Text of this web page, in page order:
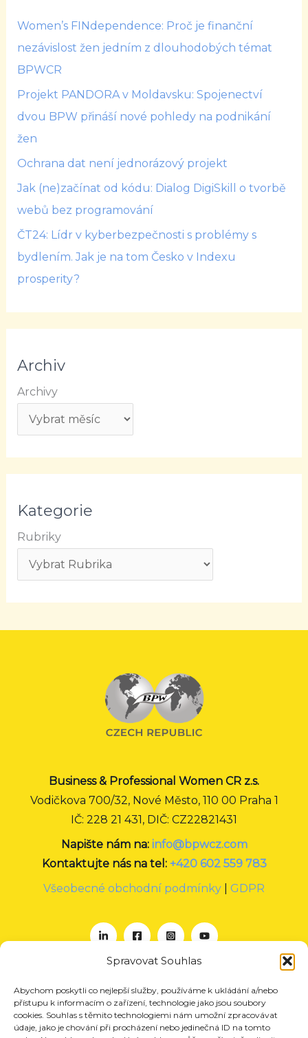
Spravovat Souhlas
Abychom poskytli co nejlepší služby, používáme k ukládání a/nebo
přístupu k informacím o zařízení, technologie jako jsou soubory
cookies. Souhlas s těmito technologiemi nám umožní zpracovávat
údaje, jako je chování při procházení nebo jedinečná ID na tomto
Women’s FINdependence: Proč je finanční
nezávislost žen jedním z dlouhodobých témat
BPWCR
Projekt PANDORA v Moldavsku: Spojenectví
dvou BPW přináší nové pohledy na podnikání
žen
Ochrana dat není jednorázový projekt
Jak (ne)začínat od kódu: Dialog DigiSkill o tvorbě
webů bez programování
ČT24: Lídr v kyberbezpečnosti s problémy s
bydlením. Jak je na tom Česko v Indexu
prosperity?
Archiv
Archivy
Kategorie
Rubriky
Business & Professional Women CR z.s.
Vodičkova 700/32, Nové Město, 110 00 Praha 1
IČ: 228 21 431, DIČ: CZ22821431
Napište nám na: info@bpwcz.com
Kontaktujte nás na tel: +420 602 559 783
Všeobecné obchodní podmínky
GDPR
O nás
Projekty
Členství